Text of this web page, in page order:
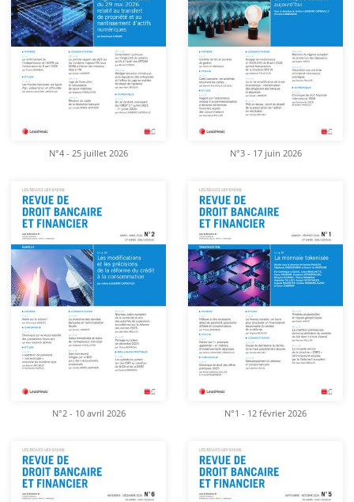
N°4 - 25 juillet 2026 N°3 - 17 juin 2026
N°2 - 10 avril 2026 N°1 - 12 février 2026